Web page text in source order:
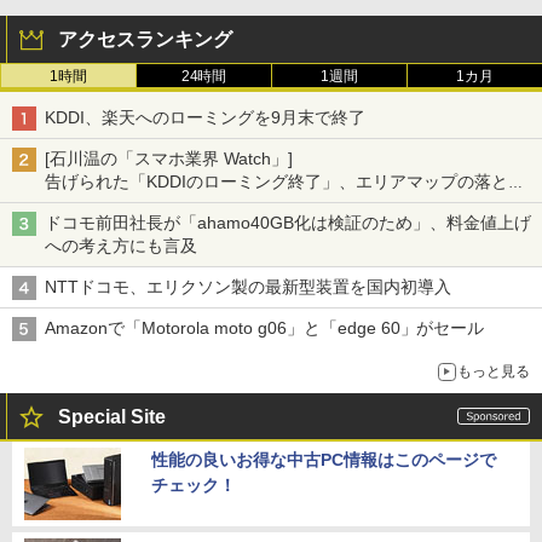
アクセスランキング
1時間 24時間 1週間 1カ月
KDDI、楽天へのローミングを9月末で終了
[石川温の「スマホ業界 Watch」]
告げられた「KDDIのローミング終了」、エリアマップの落とし
穴と楽天モバイルの課題
ドコモ前田社長が「ahamo40GB化は検証のため」、料金値上げ
への考え方にも言及
NTTドコモ、エリクソン製の最新型装置を国内初導入
Amazonで「Motorola moto g06」と「edge 60」がセール
もっと見る
Special Site
性能の良いお得な中古PC情報はこのページで
チェック！